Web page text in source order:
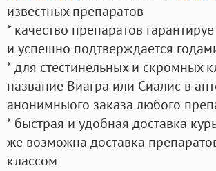
известных препаратов
* качество препаратов
и успешно подтверждается
* для стестинельных и скромных
название Виагра или Сиалис в
анонимныого заказа любого
* быстрая и удобная доставка
же возможна доставка
классом